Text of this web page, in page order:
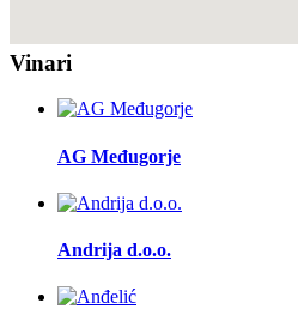
Vinari
AG Međugorje
Andrija d.o.o.